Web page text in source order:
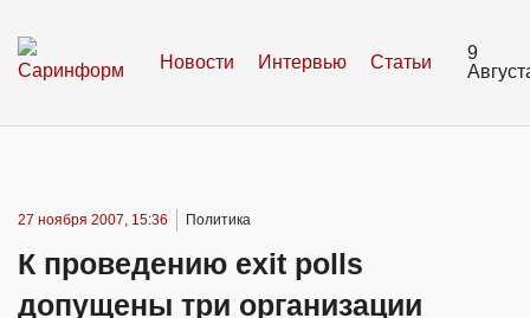
Новости Интервью Статьи
9
27 ноября 2007, 15:36 Политика
К проведению exit polls
допущены три организации